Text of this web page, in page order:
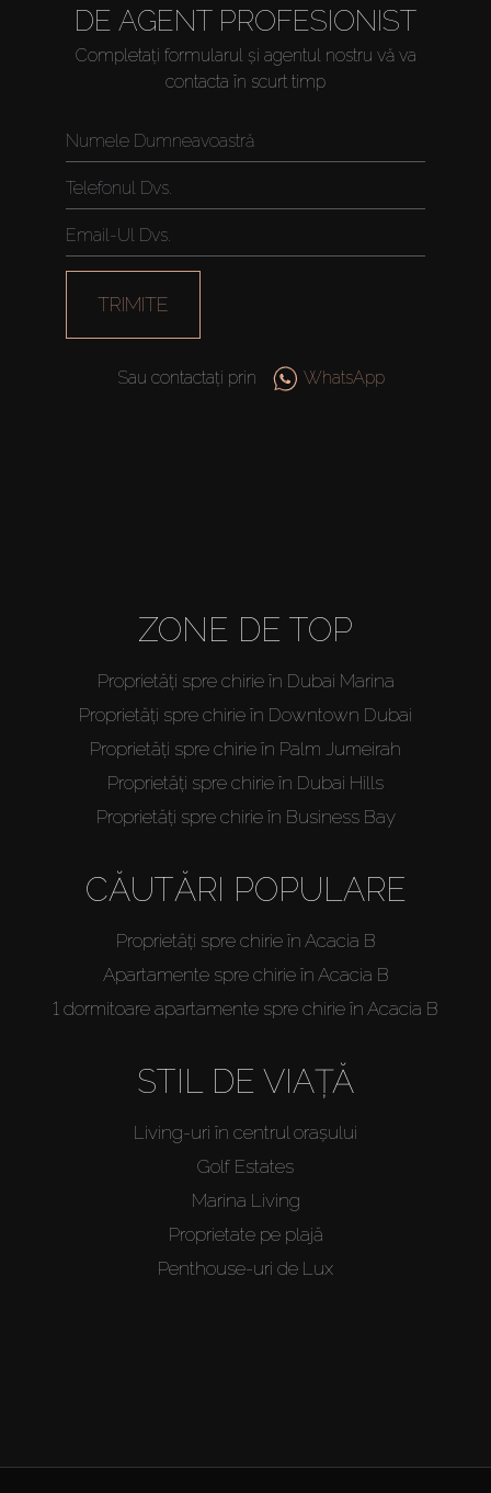
Cumpărați
Închiriați
DE AGENT PROFESIONIST
Completați formularul și agentul nostru vă va
contacta în scurt timp
TRIMITE
Sau contactați prin WhatsApp
ZONE DE TOP
Proprietăți spre chirie în Dubai Marina
Proprietăți spre chirie în Downtown Dubai
Proprietăți spre chirie în Palm Jumeirah
Proprietăți spre chirie în Dubai Hills
Proprietăți spre chirie în Business Bay
CĂUTĂRI POPULARE
Proprietăți spre chirie în Acacia B
Apartamente spre chirie în Acacia B
1 dormitoare apartamente spre chirie în Acacia B
STIL DE VIAȚĂ
Living-uri în centrul orașului
Golf Estates
Marina Living
Proprietate pe plajă
Penthouse-uri de Lux